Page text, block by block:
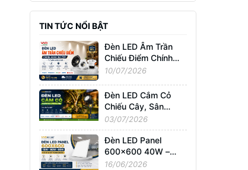
TIN TỨC NỔI BẬT
Đèn LED Âm Trần
Chiếu Điểm Chính
Hãng Giá Tốt | Tư
10/07/2026
Đèn LED Cắm Cỏ
Chiếu Cây, Sân
Vườn Giá Tốt –
Chống Nước IP65,
Bảo Hành Chính
Hãng
03/07/2026
Đèn LED Panel
600x600 40W –
60W – 80W Giá Sỉ &
16/06/2026